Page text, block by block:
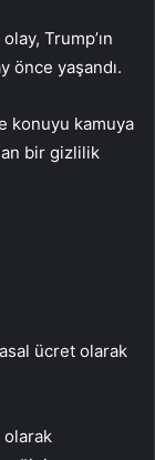
Trump’ın
önce yaşandı.
konuyu kamuya
bir gizlilik
ücret olarak
olarak